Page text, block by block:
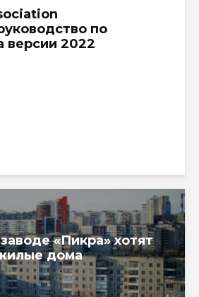
по
версии 2022
«Пикра» хотят
дома